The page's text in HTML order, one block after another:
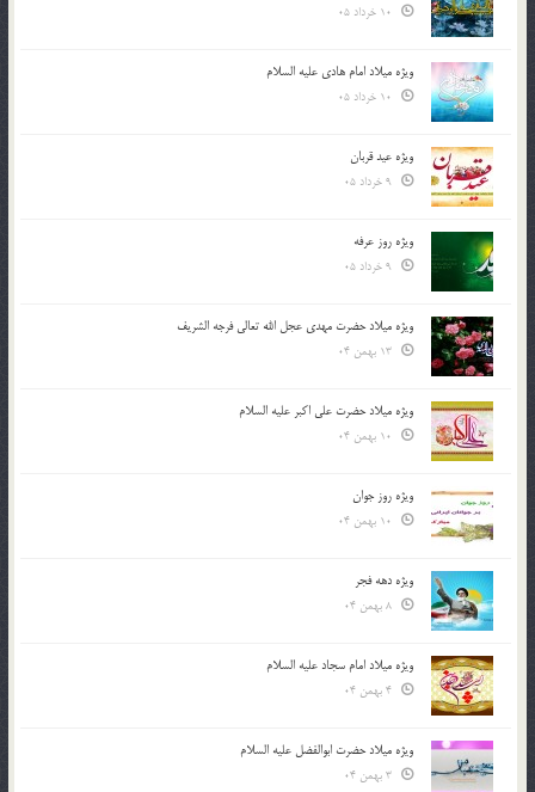
ویژه میلاد امام هادی علیه السلام
ویژه عید قربان
ویژه روز عرفه
ویژه میلاد حضرت مهدی عجل الله تعالی فرجه الشريف
ویژه میلاد حضرت علی اکبر علیه السلام
ویژه روز جوان
ویژه دهه فجر
ویژه میلاد امام سجاد علیه السلام
ویژه میلاد حضرت ابوالفضل علیه السلام